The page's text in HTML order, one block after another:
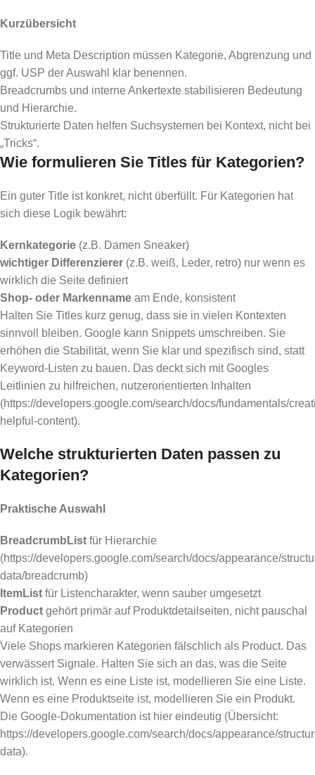
Kurzübersicht
Title und Meta Description müssen Kategorie, Abgrenzung und
ggf. USP der Auswahl klar benennen.
Breadcrumbs und interne Ankertexte stabilisieren Bedeutung
und Hierarchie.
Strukturierte Daten helfen Suchsystemen bei Kontext, nicht bei
„Tricks“.
Wie formulieren Sie Titles für Kategorien?
Ein guter Title ist konkret, nicht überfüllt. Für Kategorien hat
sich diese Logik bewährt:
Kernkategorie (z.B. Damen Sneaker)
wichtiger Differenzierer (z.B. weiß, Leder, retro) nur wenn es
wirklich die Seite definiert
Shop- oder Markenname am Ende, konsistent
Halten Sie Titles kurz genug, dass sie in vielen Kontexten
sinnvoll bleiben. Google kann Snippets umschreiben. Sie
erhöhen die Stabilität, wenn Sie klar und spezifisch sind, statt
Keyword-Listen zu bauen. Das deckt sich mit Googles
Leitlinien zu hilfreichen, nutzerorientierten Inhalten
(https://developers.google.com/search/docs/fundamentals/
helpful-content).
Welche strukturierten Daten passen zu
Kategorien?
Praktische Auswahl
BreadcrumbList für Hierarchie
(https://developers.google.com/search/docs/appearance/
data/breadcrumb)
ItemList für Listencharakter, wenn sauber umgesetzt
Product gehört primär auf Produktdetailseiten, nicht pauschal
auf Kategorien
Viele Shops markieren Kategorien fälschlich als Product. Das
verwässert Signale. Halten Sie sich an das, was die Seite
wirklich ist. Wenn es eine Liste ist, modellieren Sie eine Liste.
Wenn es eine Produktseite ist, modellieren Sie ein Produkt.
Die Google-Dokumentation ist hier eindeutig (Übersicht:
https://developers.google.com/search/docs/appearance/
data).